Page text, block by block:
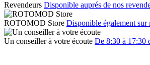
Revendeurs Disponible auprés de nos
ROTOMOD Store Disponible également sur
Un conseiller à votre écoute De 8:30 à 17:30